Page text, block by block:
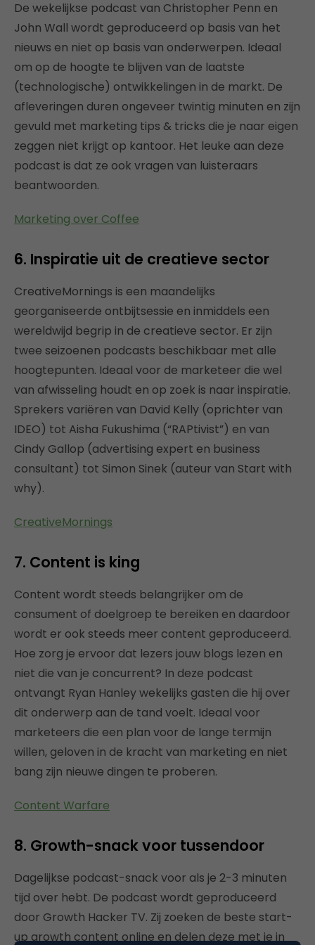
De wekelijkse podcast van Christopher Penn en
John Wall wordt geproduceerd op basis van het
nieuws en niet op basis van onderwerpen. Ideaal
om op de hoogte te blijven van de laatste
(technologische) ontwikkelingen in de markt. De
afleveringen duren ongeveer twintig minuten en zijn
gevuld met marketing tips & tricks die je naar eigen
zeggen niet krijgt op kantoor. Het leuke aan deze
podcast is dat ze ook vragen van luisteraars
beantwoorden.
Marketing over Coffee
6. Inspiratie uit de creatieve sector
CreativeMornings is een maandelijks
georganiseerde ontbijtsessie en inmiddels een
wereldwijd begrip in de creatieve sector. Er zijn
twee seizoenen podcasts beschikbaar met alle
hoogtepunten. Ideaal voor de marketeer die wel
van afwisseling houdt en op zoek is naar inspiratie.
Sprekers variëren van David Kelly (oprichter van
IDEO) tot Aisha Fukushima (“RAPtivist”) en van
Cindy Gallop (advertising expert en business
consultant) tot Simon Sinek (auteur van Start with
why).
CreativeMornings
7. Content is king
Content wordt steeds belangrijker om de
consument of doelgroep te bereiken en daardoor
wordt er ook steeds meer content geproduceerd.
Hoe zorg je ervoor dat lezers jouw blogs lezen en
niet die van je concurrent? In deze podcast
ontvangt Ryan Hanley wekelijks gasten die hij over
dit onderwerp aan de tand voelt. Ideaal voor
marketeers die een plan voor de lange termijn
willen, geloven in de kracht van marketing en niet
bang zijn nieuwe dingen te proberen.
Content Warfare
8. Growth-snack voor tussendoor
Dagelijkse podcast-snack voor als je 2-3 minuten
tijd over hebt. De podcast wordt geproduceerd
door Growth Hacker TV. Zij zoeken de beste start-
up growth content online en delen deze met je in